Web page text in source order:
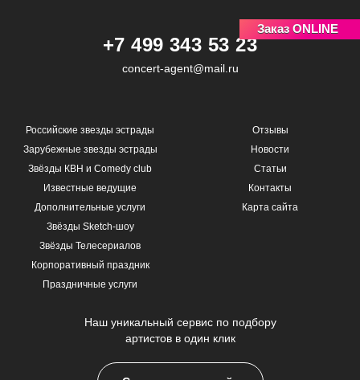
Заказ ONLINE
+7 499 343 53 23
concert-agent@mail.ru
Российские звезды эстрады
Зарубежные звезды эстрады
Звёзды КВН и Comedy club
Известные ведущие
Дополнительные услуги
Звёзды Sketch-шоу
Звёзды Телесериалов
Корпоративный праздник
Праздничные услуги
Отзывы
Новости
Статьи
Контакты
Карта сайта
Наш уникальный сервис по подбору
артистов в один клик